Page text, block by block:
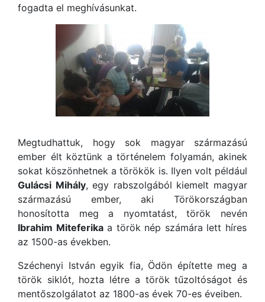
fogadta el meghívásunkat.
Megtudhattuk, hogy sok magyar származású
ember élt köztünk a történelem folyamán, akinek
sokat köszönhetnek a törökök is. Ilyen volt például
Gulácsi Mihály, egy rabszolgából kiemelt magyar
származású ember, aki Törökországban
honosította meg a nyomtatást, török nevén
Ibrahim Miteferikaa török nép számára lett híres
az 1500-as években.
Széchenyi István egyik fia, Ödön építette meg a
török siklót, hozta létre a török tűzoltóságot és
mentőszolgálatot az 1800-as évek 70-es éveiben.